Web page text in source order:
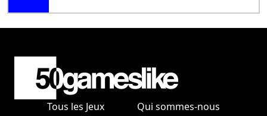
Tous les Jeux
Qui sommes-nous